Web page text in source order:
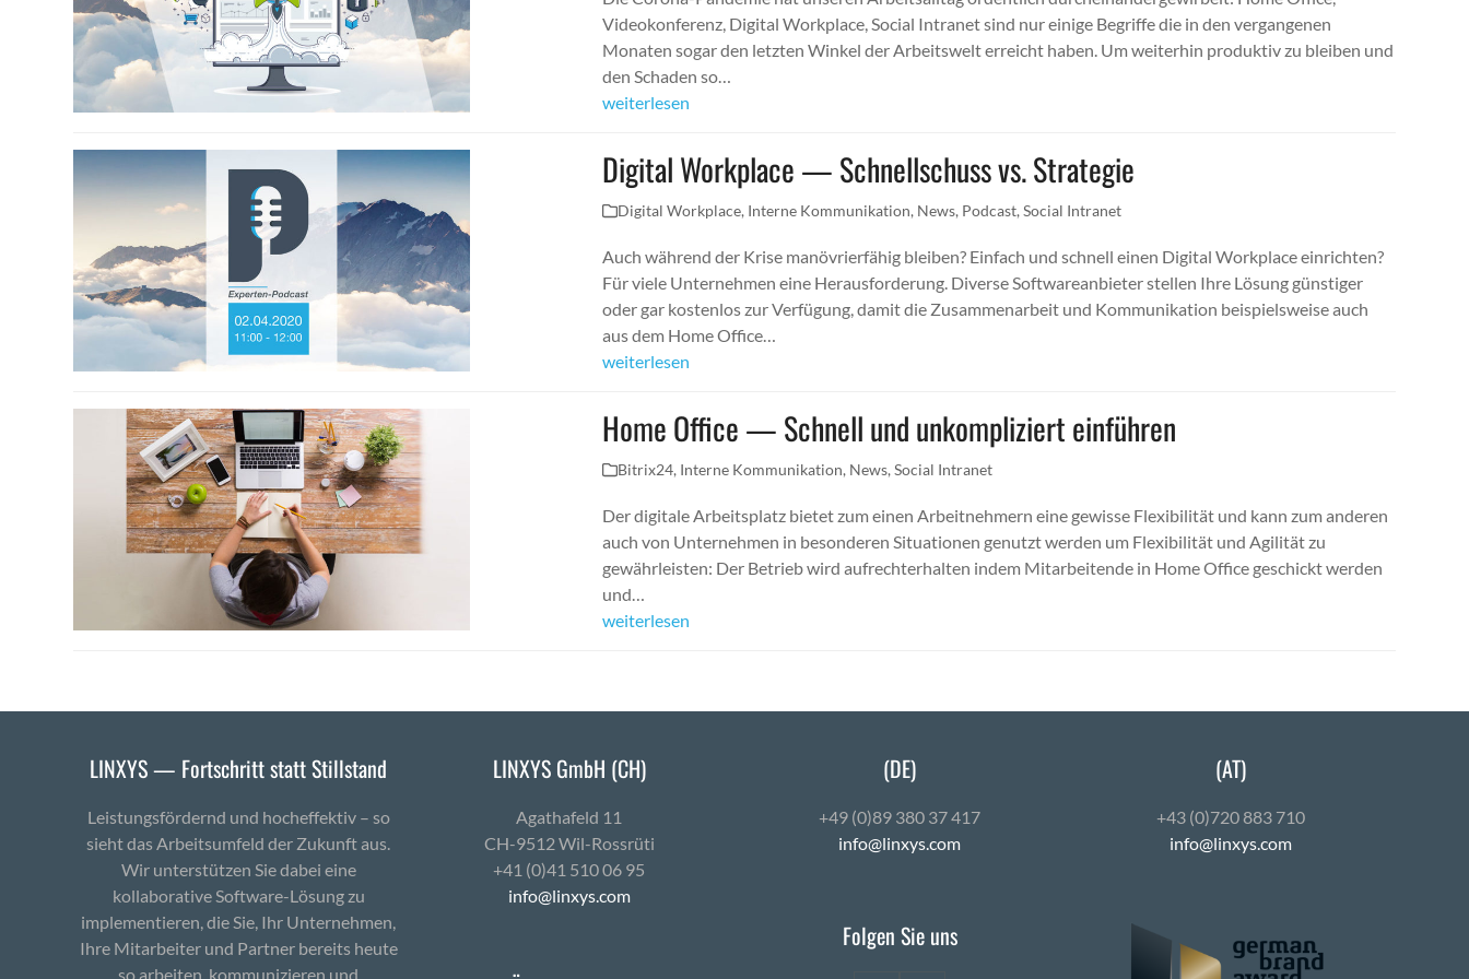
Videokonferenz, Digital Workplace, Social Intranet sind nur einige Begriffe die in den vergangenen
Monaten sogar den letzten Winkel der Arbeitswelt erreicht haben. Um weiterhin produktiv zu bleiben und
den Schaden so…
weiterlesen
Digital Workplace — Schnellschuss vs. Strategie
Digital Workplace, Interne Kommunikation, News, Podcast,Social Intranet
Auch während der Krise manövrierfähig bleiben? Einfach und schnell einen Digital Workplace einrichten?
Für viele Unternehmen eine Herausforderung. Diverse Softwareanbieter stellen Ihre Lösung günstiger
oder gar kostenlos zur Verfügung, damit die Zusammenarbeit und Kommunikation beispielsweise auch
aus dem Home Office…
weiterlesen
Home Office — Schnell und unkompliziert einführen
Bitrix24, Interne Kommunikation, News,Social Intranet
Der digitale Arbeitsplatz bietet zum einen Arbeitnehmern eine gewisse Flexibilität und kann zum anderen
auch von Unternehmen in besonderen Situationen genutzt werden um Flexibilität und Agilität zu
gewährleisten: Der Betrieb wird aufrechterhalten indem Mitarbeitende in Home Office geschickt werden
und…
weiterlesen
LINXYS — Fortschritt statt Stillstand
Leistungsfördernd und hocheffektiv – so
sieht das Arbeitsumfeld der Zukunft aus.
Wir unterstützen Sie dabei eine
kollaborative Software-Lösung zu
implementieren, die Sie, Ihr Unternehmen,
Ihre Mitarbeiter und Partner bereits heute
so arbeiten, kommunizieren und
LINXYS GmbH (CH)
Agath­afeld 11
CH-9512 Wil-Ross­rüti
+41 (0)41 510 06 95
info@linxys.com
(DE)
+49 (0)89 380 37 417
info@linxys.com
Folgen Sie uns
(AT)
+43 (0)720 883 710
info@linxys.com